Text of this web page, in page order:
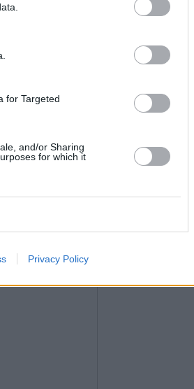
for Targeted
and/or Sharing
for which it
Privacy Policy
un éxito
nos tiene
ese paso en
lo han
de La
poder
han permitido
Su deseo es